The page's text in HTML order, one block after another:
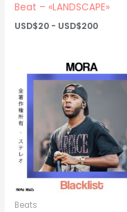
Beat – «LANDSCAPE»
USD$20 - USD$200Rango
USD$20
hasta
Beats